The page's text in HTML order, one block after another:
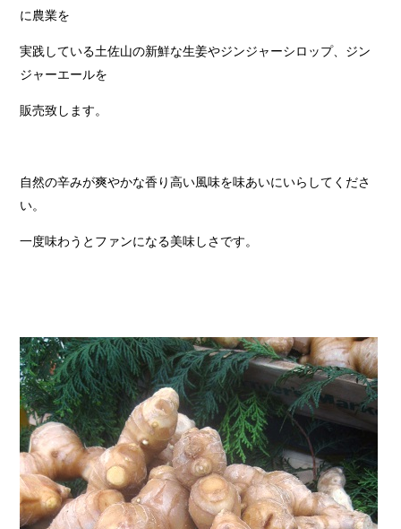
に農業を
実践している土佐山の新鮮な生姜やジンジャーシロップ、ジン
ジャーエールを
販売致します。
自然の辛みが爽やかな香り高い風味を味あいにいらしてくださ
い。
一度味わうとファンになる美味しさです。